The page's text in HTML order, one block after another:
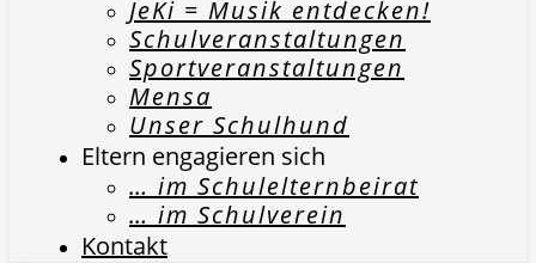
JeKi = Musik entdecken!
Schulveranstaltungen
Sportveranstaltungen
Mensa
Unser Schulhund
Eltern engagieren sich
… im Schulelternbeirat
… im Schulverein
Kontakt